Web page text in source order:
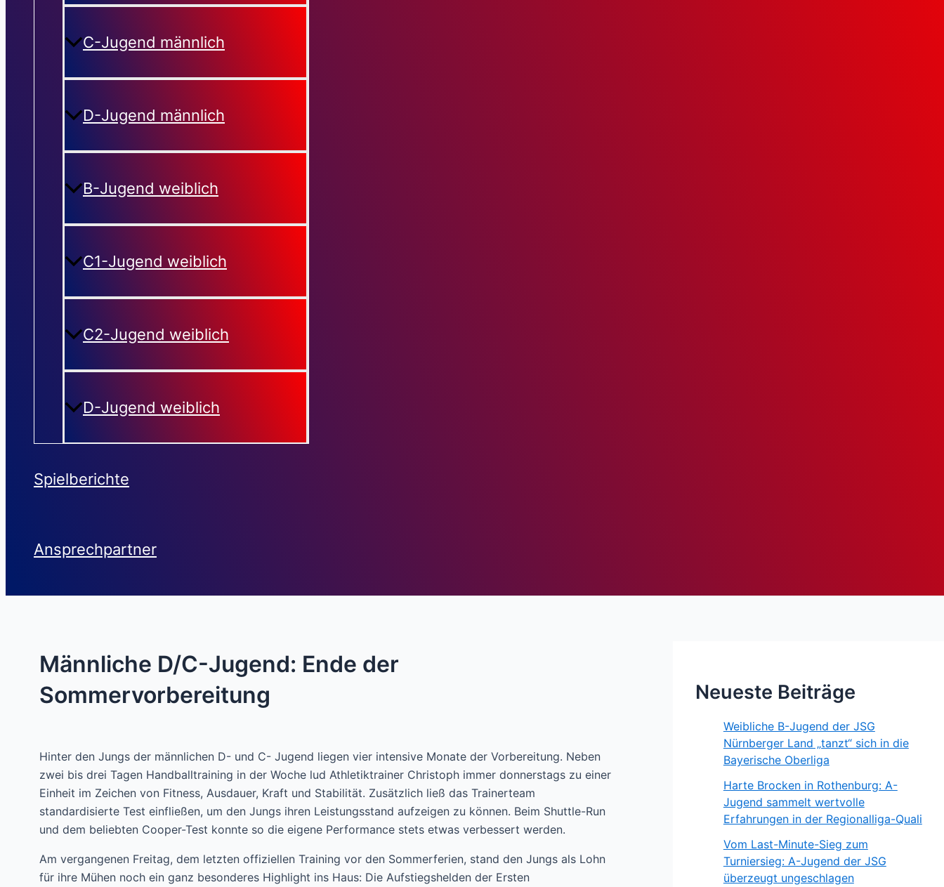
C-Jugend männlich
D-Jugend männlich
B-Jugend weiblich
C1-Jugend weiblich
C2-Jugend weiblich
D-Jugend weiblich
Spielberichte
Ansprechpartner
Männliche D/C-Jugend: Ende der
Sommervorbereitung
Hinter den Jungs der männlichen D- und C- Jugend liegen vier intensive Monate der Vorbereitung. Neben
zwei bis drei Tagen Handballtraining in der Woche lud Athletiktrainer Christoph immer donnerstags zu einer
Einheit im Zeichen von Fitness, Ausdauer, Kraft und Stabilität. Zusätzlich ließ das Trainerteam
standardisierte Test einfließen, um den Jungs ihren Leistungsstand aufzeigen zu können. Beim Shuttle-Run
und dem beliebten Cooper-Test konnte so die eigene Performance stets etwas verbessert werden.
Am vergangenen Freitag, dem letzten offiziellen Training vor den Sommerferien, stand den Jungs als Lohn
für ihre Mühen noch ein ganz besonderes Highlight ins Haus: Die Aufstiegshelden der Ersten
Neueste Beiträge
Weibliche B-Jugend der JSG
Nürnberger Land „tanzt“ sich in die
Bayerische Oberliga
Harte Brocken in Rothenburg: A-
Jugend sammelt wertvolle
Erfahrungen in der Regionalliga-Quali
Vom Last-Minute-Sieg zum
Turniersieg: A-Jugend der JSG
überzeugt ungeschlagen